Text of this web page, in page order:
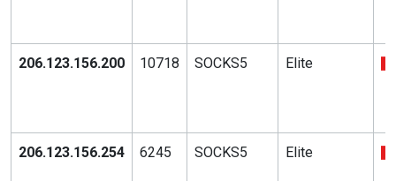
206.123.156.200 10718 SOCKS5 Elite
206.123.156.254 6245 SOCKS5 Elite